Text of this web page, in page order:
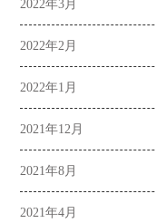
2022年3月
2022年2月
2022年1月
2021年12月
2021年8月
2021年4月